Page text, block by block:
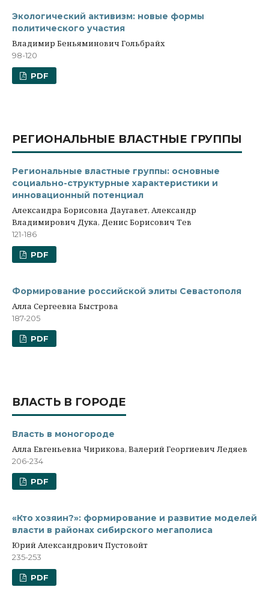
Экологический активизм: новые формы
политического участия
Владимир Беньяминович Гольбрайх
98-120
PDF
РЕГИОНАЛЬНЫЕ ВЛАСТНЫЕ ГРУППЫ
Региональные властные группы: основные
социально-структурные характеристики и
инновационный потенциал
Александра Борисовна Даугавет, Александр
Владимирович Дука, Денис Борисович Тев
121-186
PDF
Формирование российской элиты Севастополя
Алла Сергеевна Быстрова
187-205
PDF
ВЛАСТЬ В ГОРОДЕ
Власть в моногороде
Алла Евгеньевна Чирикова, Валерий Георгиевич Ледяев
206-234
PDF
«Кто хозяин?»: формирование и развитие моделей
власти в районах сибирского мегаполиса
Юрий Александрович Пустовойт
235-253
PDF